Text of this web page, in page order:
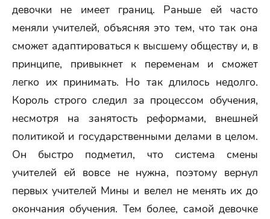
девочки не имеет границ. Раньше ей часто
меняли учителей, объясняя это тем, что так она
сможет адаптироваться к высшему обществу и, в
принципе, привыкнет к переменам и сможет
легко их принимать. Но так длилось недолго.
Король строго следил за процессом обучения,
несмотря на занятость реформами, внешней
политикой и государственными делами в целом.
Он быстро подметил, что система смены
учителей ей вовсе не нужна, поэтому вернул
первых учителей Мины и велел не менять их до
окончания обучения. Тем более, самой девочке